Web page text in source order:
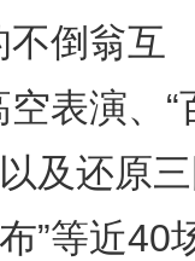
不倒翁互
空表演、“
及还原
”等近40